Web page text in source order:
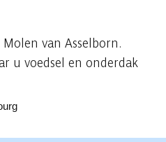
van Asselborn.
u voedsel en onderdak